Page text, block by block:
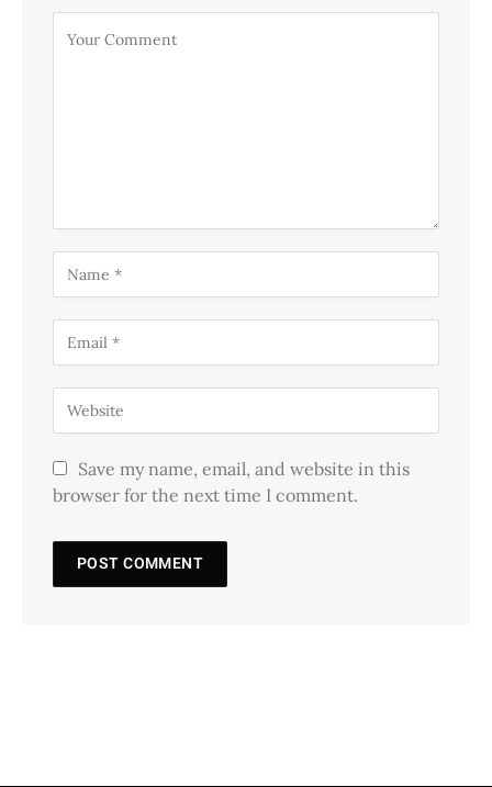
Save my name, email, and website in this
browser for the next time I comment.